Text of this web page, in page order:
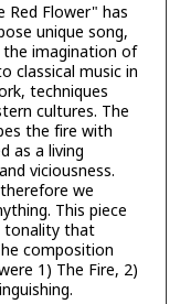
Red Flower" has
unique song,
imagination of
classical music in
techniques
cultures. The
the fire with
as a living
viciousness.
we
This piece
tonality that
composition
1) The Fire, 2)